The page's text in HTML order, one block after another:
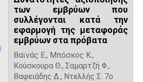
των εμβρύων που
συλλέγονται κατά την
εφαρμογή της μεταφοράς
εμβρύων στα πρόβατα
Βαϊνάς Ε., Μπόσκος Κ.,
Κούσκουρα Θ., Σαμαρτζή Φ.,
Βαφειάδης Δ., Ντελλής Σ. 7ο